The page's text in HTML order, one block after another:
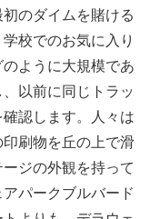
のダイムを賭ける
校でのお気に入り
ように大規模であ
以前に同じトラッ
認します。人々は
刷物を丘の上で滑
ジの外観を持って
パークブルバード